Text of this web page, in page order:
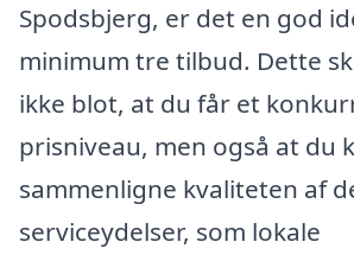
Spodsbjerg, er det en god
minimum tre tilbud. Dette
ikke blot, at du får et
prisniveau, men også at du
sammenligne kvaliteten af
serviceydelser, som lokale